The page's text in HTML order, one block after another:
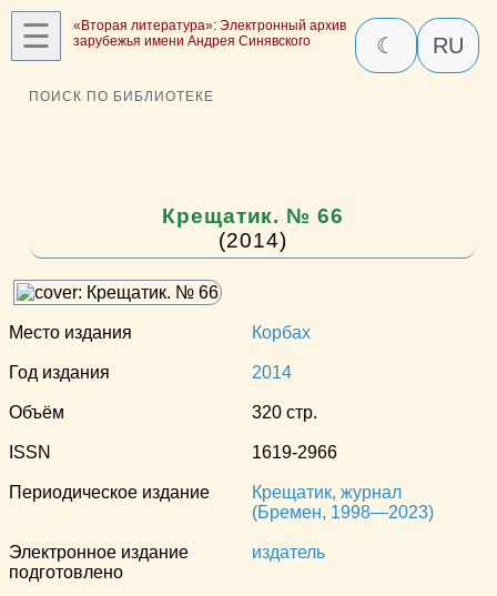
☰
«Вторая литература»: Электронный архив
зарубежья имени Андрея Синявского
☾ RU
ПОИСК ПО БИБЛИОТЕКЕ
Крещатик. № 66
(2014)
Место издания Корбах
Год издания 2014
Объём 320 стр.
ISSN 1619-2966
Периодическое издание
Крещатик, журнал
(Бремен, 1998—2023)
Электронное издание
подготовлено
издатель